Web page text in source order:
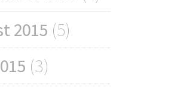
2015 (5)
(3)